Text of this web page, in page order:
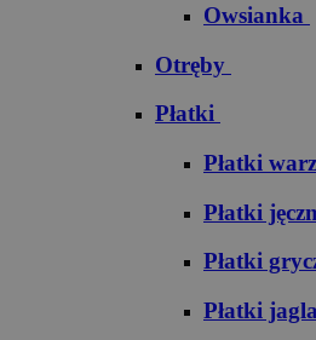
Owsianka
Otręby
Płatki
Płatki
Płatki
Płatki
Płatki